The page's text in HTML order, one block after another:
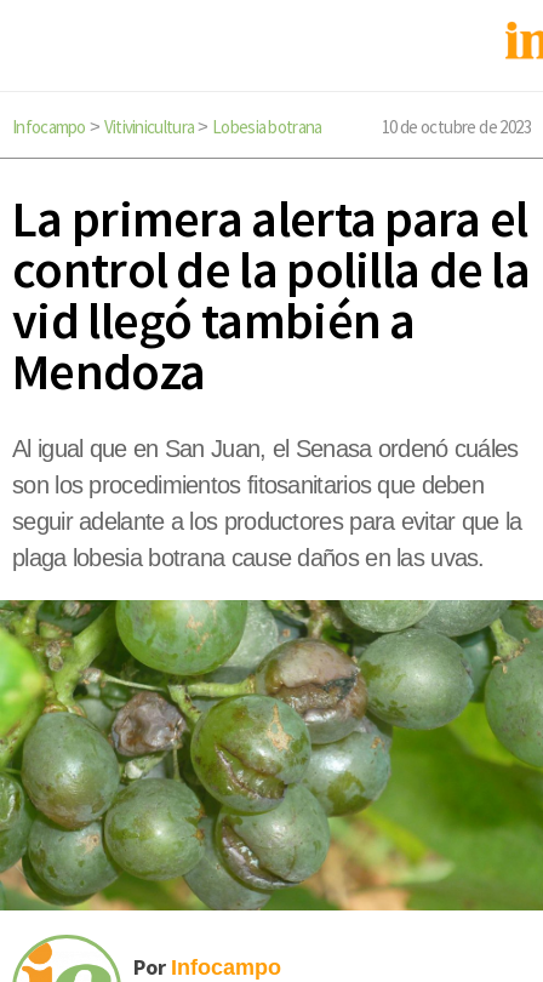
Infocampo > Vitivinicultura> Lobesia botrana 10 de octubre de 2023
La primera alerta para el
control de la polilla de la
vid llegó también a
Mendoza
Al igual que en San Juan, el Senasa ordenó cuáles
son los procedimientos fitosanitarios que deben
seguir adelante a los productores para evitar que la
plaga lobesia botrana cause daños en las uvas.
Por Infocampo